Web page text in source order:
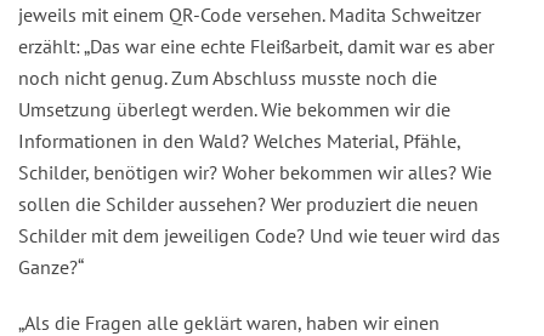
jeweils mit einem QR-Code versehen. Madita Schweitzer
erzählt: „Das war eine echte Fleißarbeit, damit war es aber
noch nicht genug. Zum Abschluss musste noch die
Umsetzung überlegt werden. Wie bekommen wir die
Informationen in den Wald? Welches Material, Pfähle,
Schilder, benötigen wir? Woher bekommen wir alles? Wie
sollen die Schilder aussehen? Wer produziert die neuen
Schilder mit dem jeweiligen Code? Und wie teuer wird das
Ganze?“
„Als die Fragen alle geklärt waren, haben wir einen